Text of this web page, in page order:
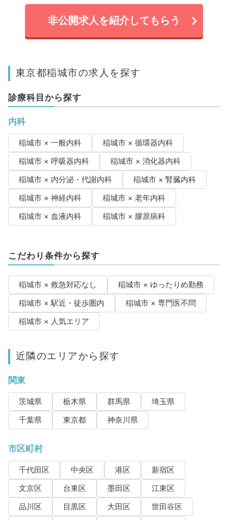
非公開求人を紹介してもらう
東京都稲城市の求人を探す
診療科目から探す
内科
稲城市 × 一般内科
稲城市 × 循環器内科
稲城市 × 呼吸器内科
稲城市 × 消化器内科
稲城市 × 内分泌・代謝内科
稲城市 × 腎臓内科
稲城市 × 神経内科
稲城市 × 老年内科
稲城市 × 血液内科
稲城市 × 膠原病科
こだわり条件から探す
稲城市 × 救急対応なし
稲城市 × ゆったりめ勤務
稲城市 × 駅近・徒歩圏内
稲城市 × 専門医不問
稲城市 × 人気エリア
近隣のエリアから探す
関東
茨城県 栃木県 群馬県
埼玉県
千葉県
東京都 神奈川県
市区町村
千代田区 中央区 港区
新宿区
文京区
台東区 墨田区
江東区
品川区
目黒区 大田区
世田谷区